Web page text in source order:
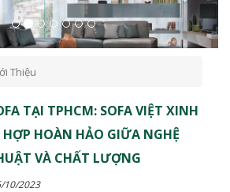
Thiệu
TẠI TPHCM: SOFA VIỆT XINH
HỢP HOÀN HẢO GIỮA NGHỆ
VÀ CHẤT LƯỢNG
10/2023